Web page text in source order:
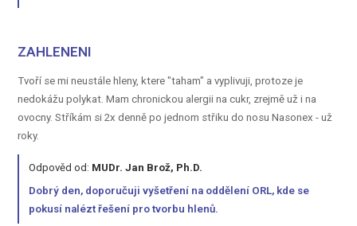
ZAHLENENI
Tvoří se mi neustále hleny, ktere "taham" a vyplivuji, protoze je
nedokážu polykat. Mam chronickou alergii na cukr, zrejmě už i na
ovocny. Stříkám si 2x denně po jednom střiku do nosu Nasonex - už
roky.
Odpověd od: MUDr. Jan Brož, Ph.D.
Dobrý den, doporučuji vyšetření na oddělení ORL, kde se
pokusí nalézt řešení pro tvorbu hlenů.